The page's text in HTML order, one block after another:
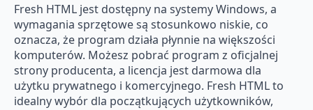
Fresh HTML jest dostępny na systemy Windows, a
wymagania sprzętowe są stosunkowo niskie, co
oznacza, że ​​program działa płynnie na większości
komputerów. Możesz pobrać program z oficjalnej
strony producenta, a licencja jest darmowa dla
użytku prywatnego i komercyjnego. Fresh HTML to
idealny wybór dla początkujących użytkowników,